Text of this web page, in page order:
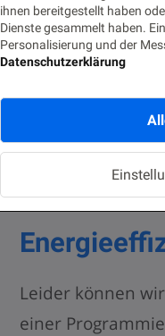
ihnen bereitgestellt haben
Dienste gesammelt haben.
Personalisierung und der
Datenschutzerklärung
reduzieren,
t als Maß
Leider können
einer